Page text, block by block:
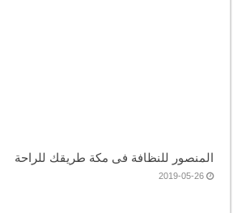
المنصور للنظافة فى مكة طريقك للراحة
2019-05-26